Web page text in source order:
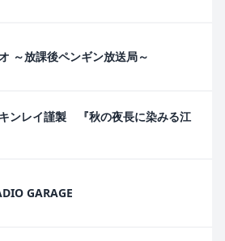
～放課後ペンギン放送局～
ンレイ謹製 『秋の夜長に染みる江
GARAGE